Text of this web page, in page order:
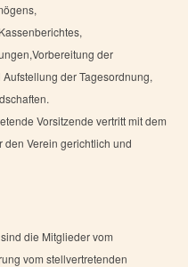
der
der Tagesordnung,
Vorsitzende vertritt mit dem
den Verein gerichtlich und
die Mitglieder vom
vom stellvertretenden